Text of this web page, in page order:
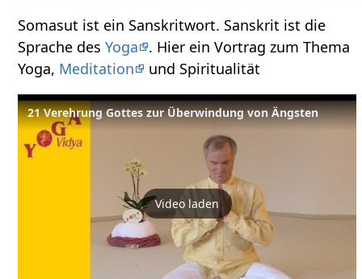
Somasut ist ein Sanskritwort. Sanskrit ist die
Sprache desYoga
. Hier ein Vortrag zum Thema
Yoga, Meditation und Spiritualität
21 Verehrung Gottes zur Überwindung von Ängsten
Video laden